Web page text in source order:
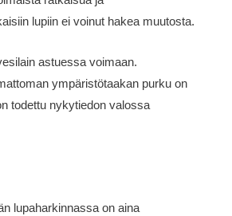
lupiin ei voinut hakea muutosta.
astuessa voimaan.
ympäristötaakan purku on
todettu nykytiedon valossa
lupaharkinnassa on aina